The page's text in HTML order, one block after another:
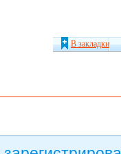
В закладки